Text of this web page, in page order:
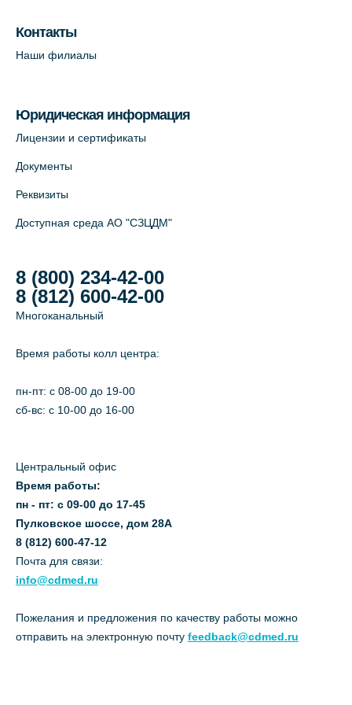
пр. В.О., д.5 (официальный партнёр)
Контакты
Наши филиалы
Юридическая информация
Лицензии и сертификаты
Документы
Реквизиты
Доступная среда АО "СЗЦДМ"
8 (800) 234-42-00
8 (812) 600-42-00
Многоканальный
Время работы колл центра:
пн-пт: c 08-00 до 19-00
сб-вс: с 10-00 до 16-00
Центральный офис
Время работы:
пн - пт: с 09-00 до 17-45
Пулковское шоссе, дом 28А
8 (812) 600-47-12
Почта для связи:
info@cdmed.ru
Пожелания и предложения по качеству работы можно
отправить на электронную почту feedback@cdmed.ru